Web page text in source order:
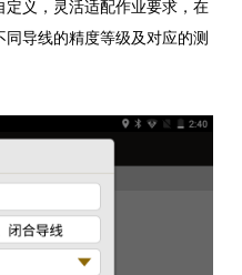
义，灵活适配作业要求，在
导线的精度等级及对应的测